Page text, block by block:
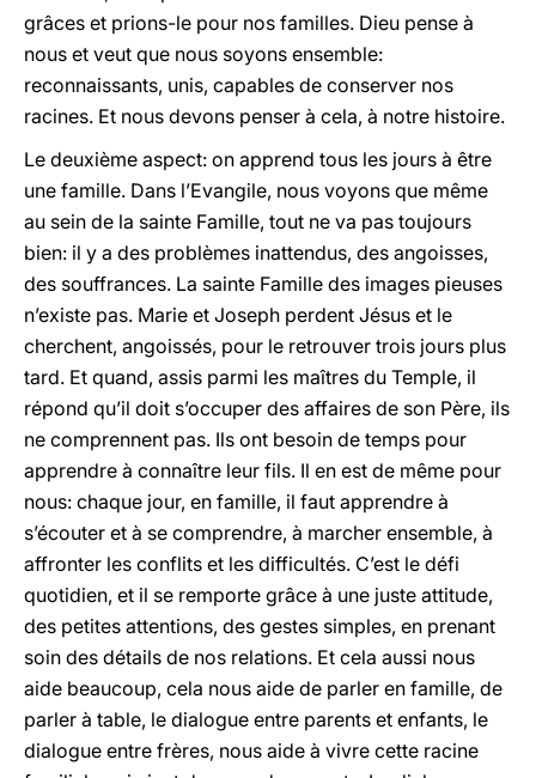
grâces et prions-le pour nos familles. Dieu pense à
nous et veut que nous soyons ensemble:
reconnaissants, unis, capables de conserver nos
racines. Et nous devons penser à cela, à notre histoire.
Le deuxième aspect: on apprend tous les jours à être
une famille. Dans l’Evangile, nous voyons que même
au sein de la sainte Famille, tout ne va pas toujours
bien: il y a des problèmes inattendus, des angoisses,
des souffrances. La sainte Famille des images pieuses
n’existe pas. Marie et Joseph perdent Jésus et le
cherchent, angoissés, pour le retrouver trois jours plus
tard. Et quand, assis parmi les maîtres du Temple, il
répond qu’il doit s’occuper des affaires de son Père, ils
ne comprennent pas. Ils ont besoin de temps pour
apprendre à connaître leur fils. Il en est de même pour
nous: chaque jour, en famille, il faut apprendre à
s’écouter et à se comprendre, à marcher ensemble, à
affronter les conflits et les difficultés. C’est le défi
quotidien, et il se remporte grâce à une juste attitude,
des petites attentions, des gestes simples, en prenant
soin des détails de nos relations. Et cela aussi nous
aide beaucoup, cela nous aide de parler en famille, de
parler à table, le dialogue entre parents et enfants, le
dialogue entre frères, nous aide à vivre cette racine